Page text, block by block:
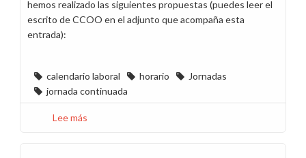
hemos realizado las siguientes propuestas (puedes leer el
escrito de CCOO en el adjunto que acompaña esta
entrada):
calendario laboral horario
Jornadas
jornada continuada
Lee más